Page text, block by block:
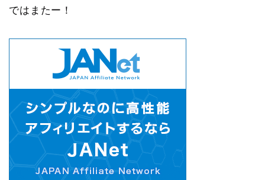
ではまたー！